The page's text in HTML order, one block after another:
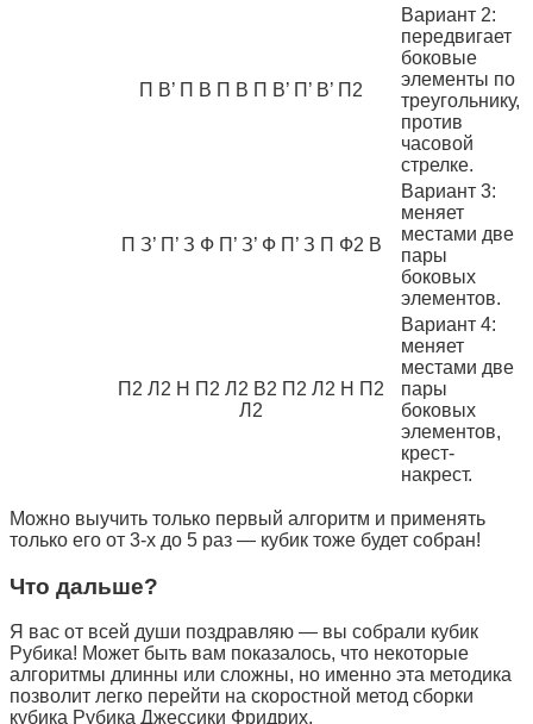
П В’ П В П В П В’ П’ В’ П2
Вариант 2:
передвигает
боковые
элементы по
треугольнику,
против
часовой
стрелке.
П З’ П’ З Ф П’ З’ Ф П’ З П Ф2 В
Вариант 3:
меняет
местами две
пары
боковых
элементов.
П2 Л2 Н П2 Л2 В2 П2 Л2 Н П2
Л2
Вариант 4:
меняет
местами две
пары
боковых
элементов,
крест-
накрест.
Можно выучить только первый алгоритм и применять
только его от 3-х до 5 раз — кубик тоже будет собран!
Что дальше?
Я вас от всей души поздравляю — вы собрали кубик
Рубика! Может быть вам показалось, что некоторые
алгоритмы длинны или сложны, но именно эта методика
позволит легко перейти на скоростной метод сборки
кубика Рубика Джессики Фридрих.